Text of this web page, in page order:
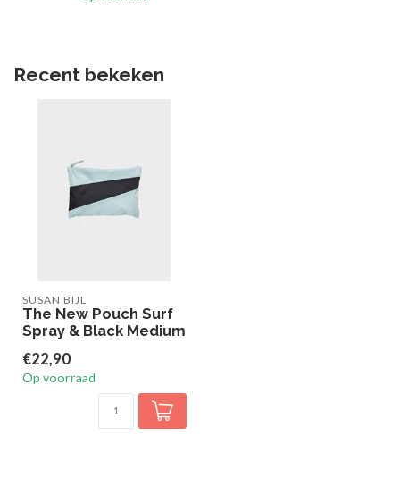
Recent bekeken
SUSAN BIJL
The New Pouch Surf
Spray & Black Medium
€22,90
Op voorraad